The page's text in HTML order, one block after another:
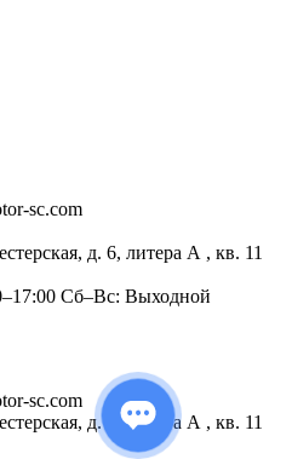
sc.com
д. 6, литера А , кв. 11
Сб–Вс: Выходной
sc.com
д. 6, литера А , кв. 11